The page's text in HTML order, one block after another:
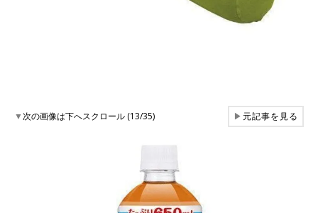
▼次の画像は下へスクロール (13/35) ▶元記事を見る